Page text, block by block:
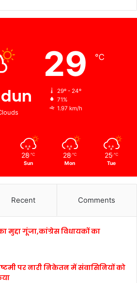
29 ℃
29º - 24º
71%
1.97 km/h
28 ℃
Sun
28 ℃
Mon
25 ℃
Tue
Recent Comments
मुद्दा गूंजा,कांग्रेस विधायकों का
पर नारी निकेतन में संवासिनियों को